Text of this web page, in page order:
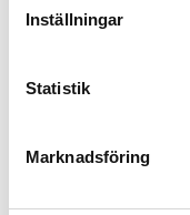
Inställningar
Statistik
Marknadsföring